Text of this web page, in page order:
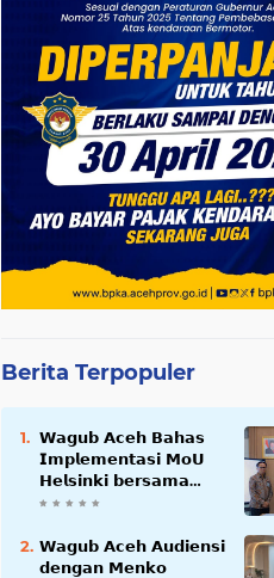
Berita Terpopuler
𝗪𝗮𝗴𝘂𝗯 𝗔𝗰𝗲𝗵 𝗕𝗮𝗵𝗮𝘀
𝗜𝗺𝗽𝗹𝗲𝗺𝗲𝗻𝘁𝗮𝘀𝗶 𝗠𝗼𝗨
𝗛𝗲𝗹𝘀𝗶𝗻𝗸𝗶 𝗯𝗲𝗿𝘀𝗮𝗺𝗮
𝗦𝗲𝗸𝗿𝗲𝘁𝗮𝗿𝗶𝗮𝘁 𝗡𝗲𝗴𝗮𝗿𝗮
𝗪𝗮𝗴𝘂𝗯 𝗔𝗰𝗲𝗵 𝗔𝘂𝗱𝗶𝗲𝗻𝘀𝗶
𝗱𝗲𝗻𝗴𝗮𝗻 𝗠𝗲𝗻𝗸𝗼